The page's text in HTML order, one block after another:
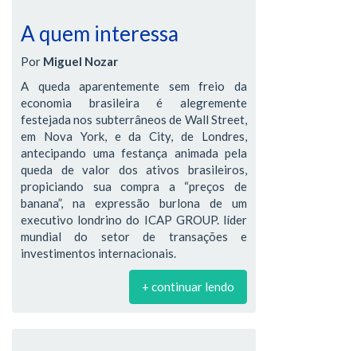
A quem interessa
Por Miguel Nozar
A queda aparentemente sem freio da
economia brasileira é alegremente
festejada nos subterrâneos de Wall Street,
em Nova York, e da City, de Londres,
antecipando uma festança animada pela
queda de valor dos ativos brasileiros,
propiciando sua compra a “preços de
banana”, na expressão burlona de um
executivo londrino do ICAP GROUP. líder
mundial do setor de transações e
investimentos internacionais.
+ continuar lendo